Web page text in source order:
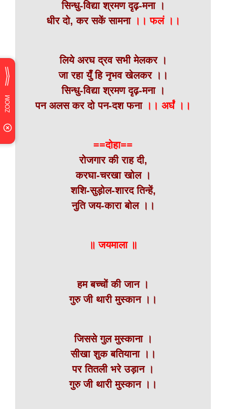
सिन्धु-विद्या श्रमण दृढ़-मना ।
धीर दो, कर सकें सामना।। फलं ।।
लिये अरघ द्रव सभी मेलकर ।
जा रहा युँ हि नृभव खेलकर ।।
सिन्धु-विद्या श्रमण दृढ़-मना ।
पन अलस कर दो पन-दश फना।। अर्घं ।।
==दोहा==
रोजगार की राह दी,
करघा-चरखा खोल ।
शशि-सुड़ोल-शारद तिन्हें,
नुति जय-कारा बोल ।।
॥ जयमाला ॥
हम बच्चों की जान ।
गुरु जी थारी मुस्कान ।।
जिससे गुल मुस्काना ।
सीखा शुक बतियाना ।।
पर तितली भरे उड़ान ।
गुरु जी थारी मुस्कान ।।